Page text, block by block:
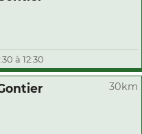
à 12:30
30km